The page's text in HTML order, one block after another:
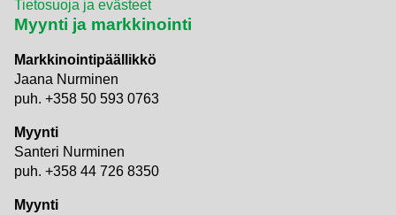
Tietosuoja ja evästeet
Myynti ja markkinointi
Markkinointipäällikkö
Jaana Nurminen
puh. +358 50 593 0763
Myynti
Santeri Nurminen
puh. +358 44 726 8350
Myynti